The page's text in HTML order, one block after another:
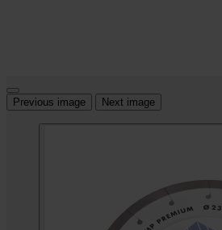
Previous image Next image